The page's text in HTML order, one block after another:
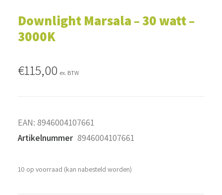
Downlight Marsala – 30 watt –
3000K
€115,00 ex. BTW
EAN: 8946004107661
Artikelnummer 8946004107661
10 op voorraad (kan nabesteld worden)